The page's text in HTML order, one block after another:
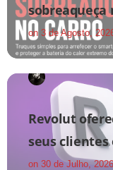
sobreaqueça
on 3 de Agosto,
Revolut
seus
on 30 de Julho, 2026